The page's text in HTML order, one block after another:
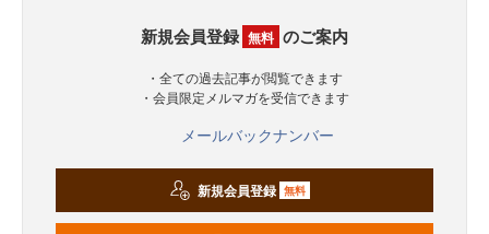
新規会員登録 無料 のご案内
・全ての過去記事が閲覧できます
・会員限定メルマガを受信できます
メールバックナンバー
新規会員登録 無料